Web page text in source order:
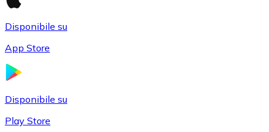
Disponibile su
App Store
Disponibile su
Play Store